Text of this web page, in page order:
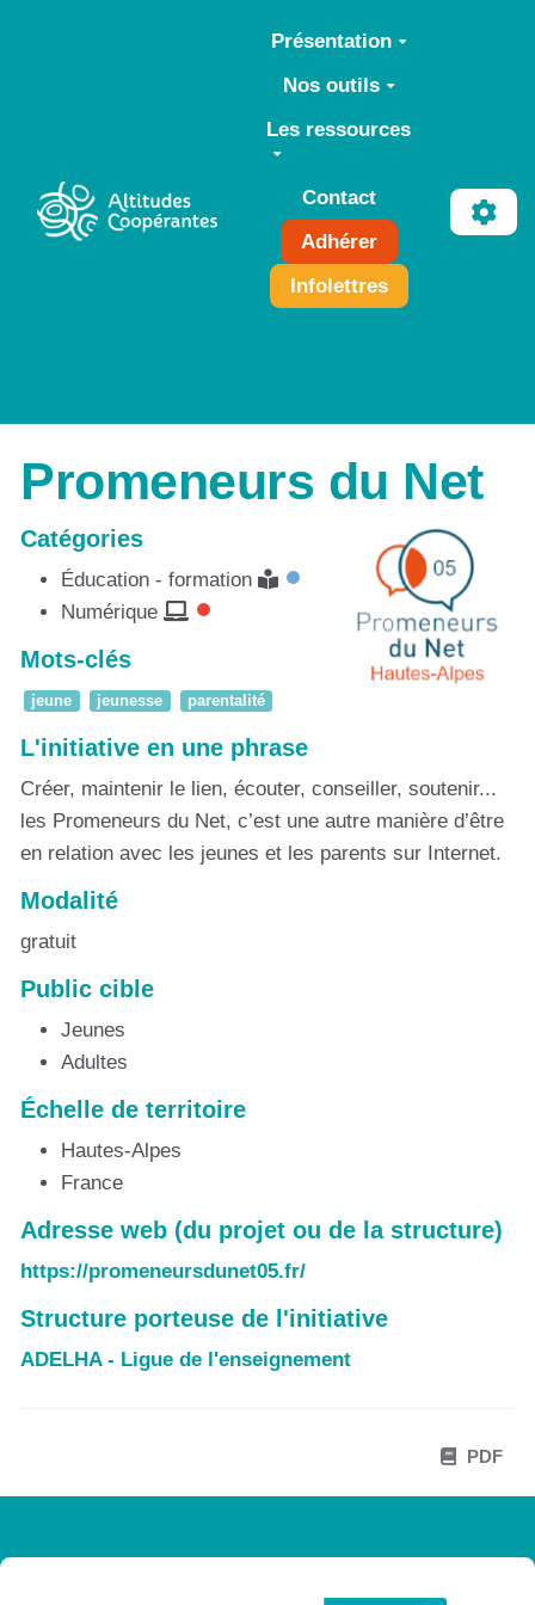
Aller au contenu principal
Présentation
Nos outils
Les ressources
Contact
Adhérer
Infolettres
Promeneurs du Net
Catégories
Éducation - formation
Numérique
Mots-clés
jeune jeunesse parentalité
L'initiative en une phrase
Créer, maintenir le lien, écouter, conseiller, soutenir...
les Promeneurs du Net, c’est une autre manière d’être
en relation avec les jeunes et les parents sur Internet.
Modalité
gratuit
Public cible
Jeunes
Adultes
Échelle de territoire
Hautes-Alpes
France
Adresse web (du projet ou de la structure)
https://promeneursdunet05.fr/
Structure porteuse de l'initiative
ADELHA - Ligue de l'enseignement
PDF